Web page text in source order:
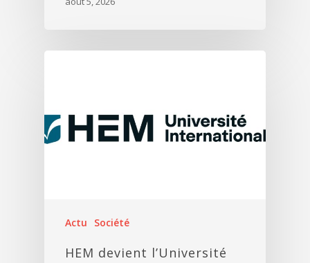
Actu Société
HEM devient l’Université